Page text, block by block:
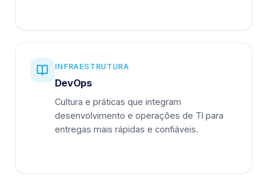
INFRAESTRUTURA
DevOps
Cultura e práticas que integram
desenvolvimento e operações de TI para
entregas mais rápidas e confiáveis.